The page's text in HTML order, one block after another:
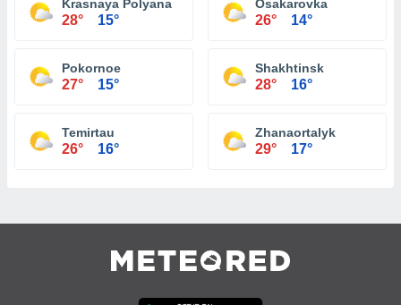
Krasnaya Polyana
28° 15°
Osakarovka
26° 14°
Pokornoe
27° 15°
Shakhtinsk
28° 16°
Temirtau
26° 16°
Zhanaortalyk
29° 17°